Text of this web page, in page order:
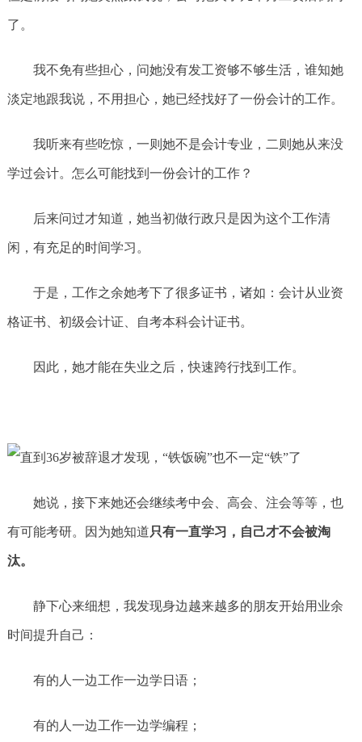
了。
我不免有些担心，问她没有发工资够不够生活，谁知她
淡定地跟我说，不用担心，她已经找好了一份会计的工作。
我听来有些吃惊，一则她不是会计专业，二则她从来没
学过会计。怎么可能找到一份会计的工作？
后来问过才知道，她当初做行政只是因为这个工作清
闲，有充足的时间学习。
于是，工作之余她考下了很多证书，诸如：会计从业资
格证书、初级会计证、自考本科会计证书。
因此，她才能在失业之后，快速跨行找到工作。
她说，接下来她还会继续考中会、高会、注会等等，也
有可能考研。因为她知道只有一直学习，自己才不会被淘
汰。
静下心来细想，我发现身边越来越多的朋友开始用业余
时间提升自己：
有的人一边工作一边学日语；
有的人一边工作一边学编程；